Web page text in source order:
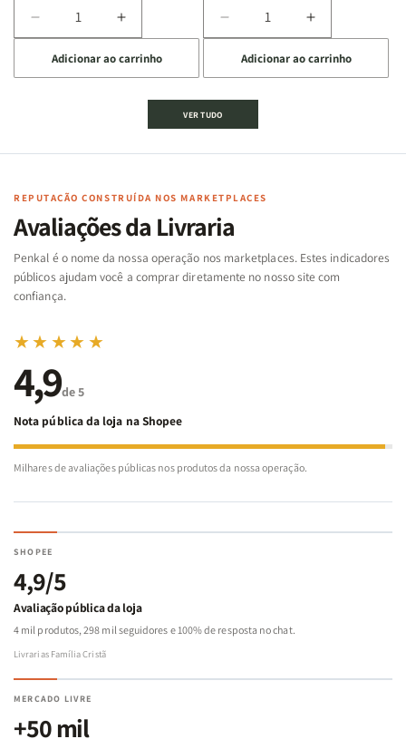
Diminuir
a
quantidade
de
Cartas
Famílias
Bíblia
-
Penkal
Aumentar
a
quantidade
de
Jogo
Cartas
Famílias
da
Bíblia
-
Penkal
Adicionar ao carrinho
Diminuir
a
quantidade
de
Jogo
|
de
Aumentar
a
quantidade
de
|
Adicionar ao carrinho
VER TUDO
REPUTAÇÃO CONSTRUÍDA NOS MARKETPLACES
Avaliações da Livraria
Penkal é o nome da nossa operação nos marketplaces. Estes indicadores
públicos ajudam você a comprar diretamente no nosso site com
confiança.
★★★★★
4,9de 5
Nota pública da loja na Shopee
Milhares de avaliações públicas nos produtos da nossa operação.
SHOPEE
4,9/5
Avaliação pública da loja
4 mil produtos, 298 mil seguidores e 100% de resposta no chat.
Livrarias Família Cristã
MERCADO LIVRE
+50 mil